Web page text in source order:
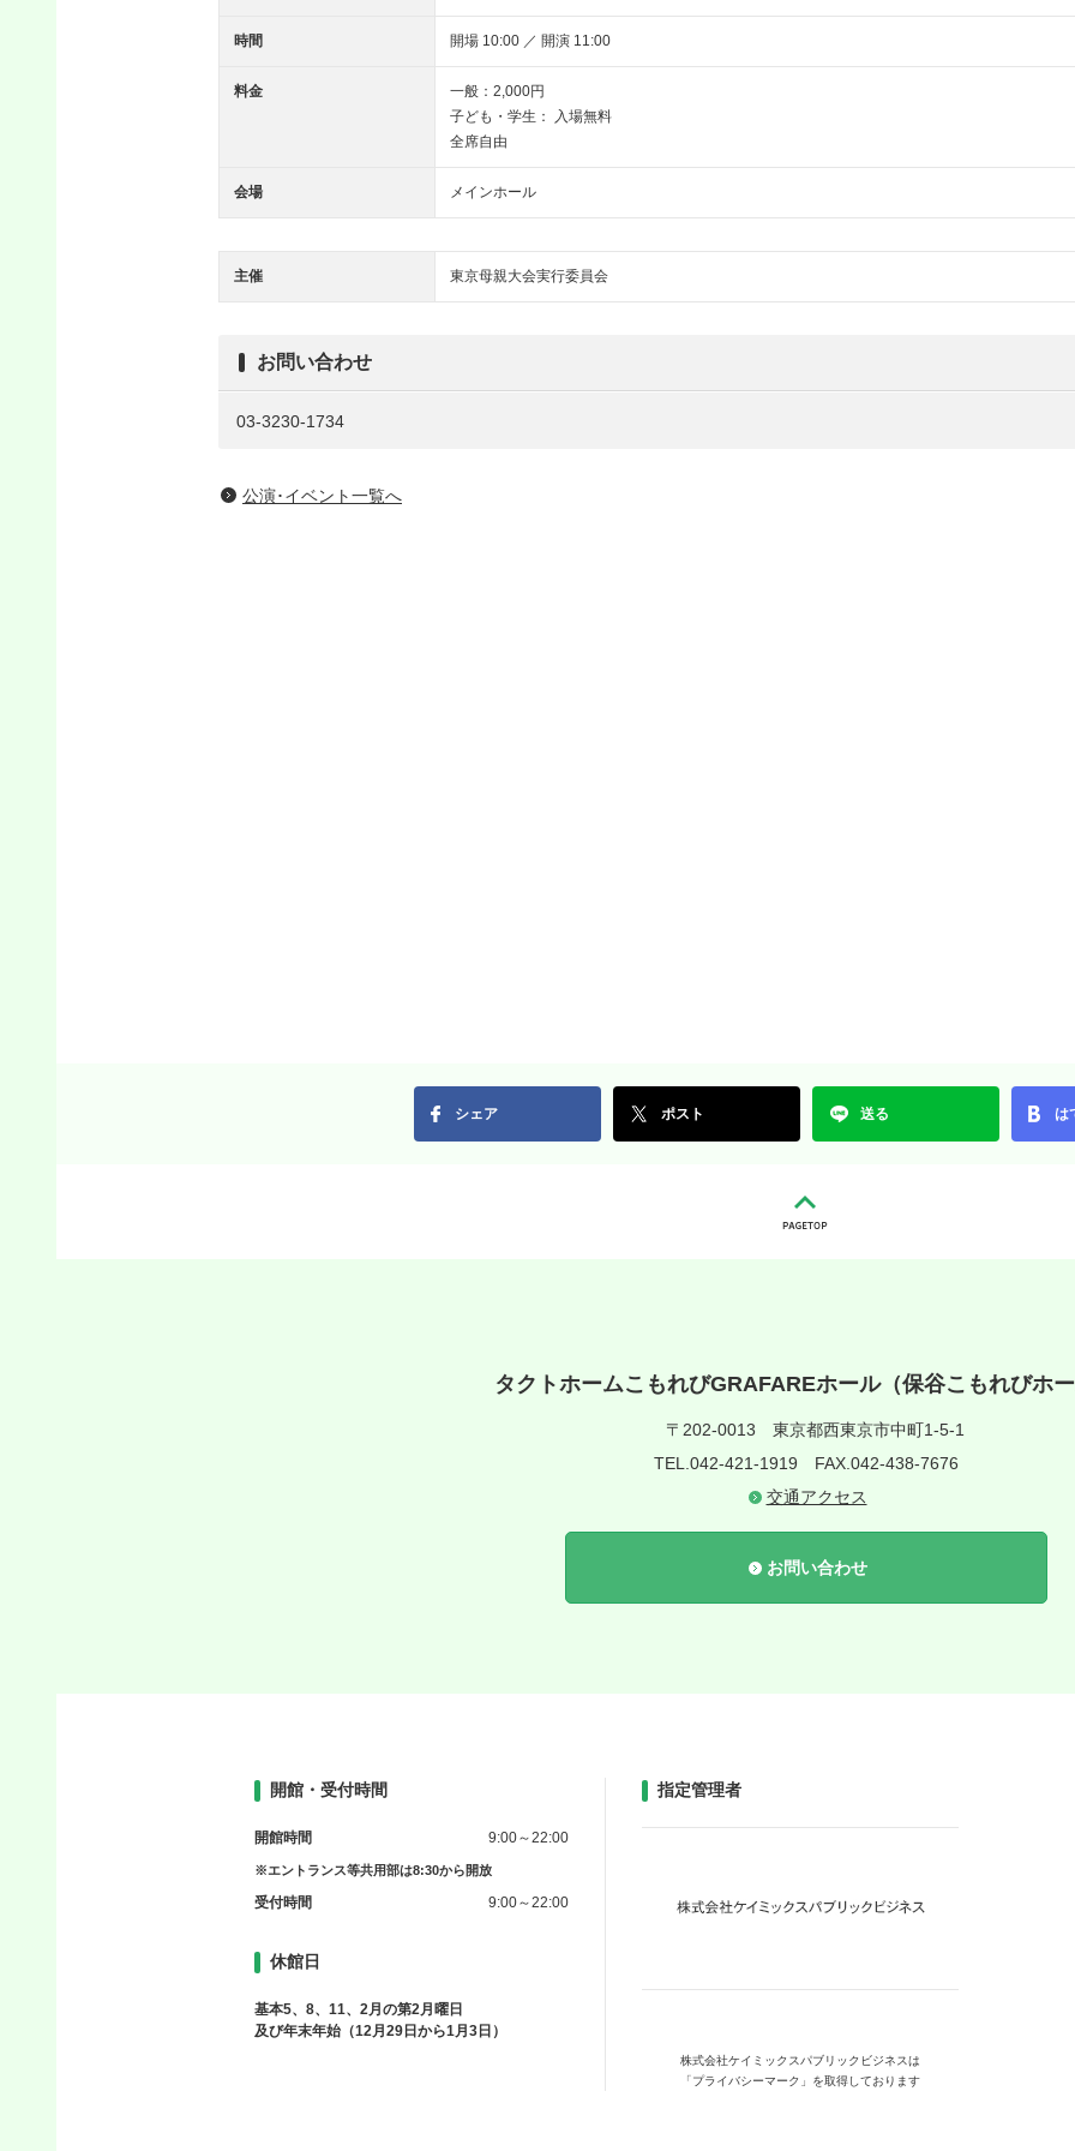
時間 開場 10:00 ／ 開演 11:00
料金
一般：2,000円
子ども・学生： 入場無料
全席自由
会場 メインホール
主催 東京母親大会実行委員会
お問い合わせ
03-3230-1734
公演･イベント一覧へ
シェア ポスト 送る は
タクトホームこもれびGRAFAREホール（保谷こもれびホー
〒202-0013 東京都西東京市中町1-5-1
TEL.042-421-1919 FAX.042-438-7676
交通アクセス
お問い合わせ
開館・受付時間
開館時間 9:00～22:00
※エントランス等共用部は8:30から開放
受付時間 9:00～22:00
休館日
基本5、8、11、2月の第2月曜日
及び年末年始（12月29日から1月3日）
指定管理者
株式会社ケイミックス パブリックビジネスは
「プライバシーマーク」を取得しております